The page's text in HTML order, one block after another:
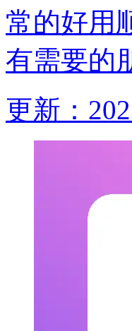
常的好用
有需要的
更新：